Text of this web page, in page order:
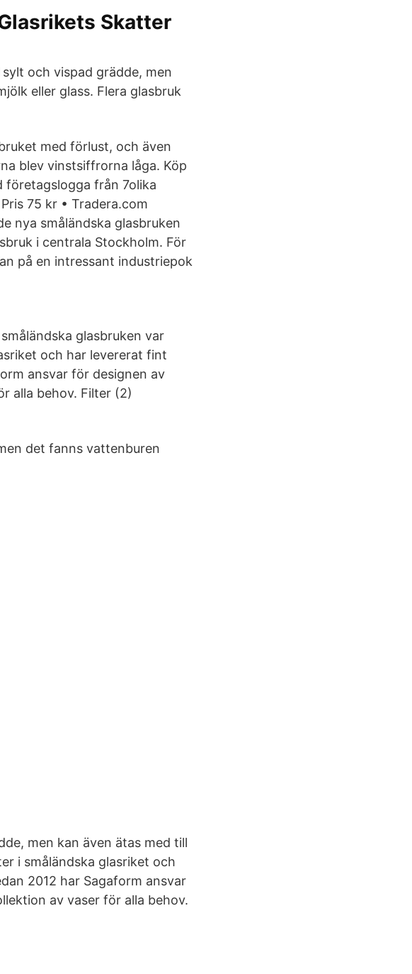
Skatter
och vispad grädde, men
eller glass. Flera glasbruk
med förlust, och även
blev vinstsiffrorna låga. Köp
företagslogga från 7olika
75 kr • Tradera.com
nya småländska glasbruken
i centrala Stockholm. För
på en intressant industriepok
glasbruken var
och har levererat fint
ansvar för designen av
alla behov. Filter (2)
det fanns vattenburen
men kan även ätas med till
i småländska glasriket och
2012 har Sagaform ansvar
av vaser för alla behov.